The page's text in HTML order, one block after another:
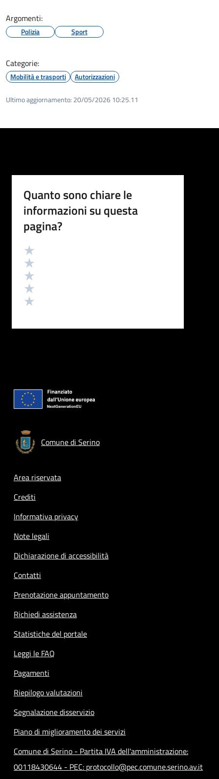
Argomenti:
Polizia Sport
Categorie:
Mobilità e trasporti Autorizzazioni
Ultimo aggiornamento: 20/05/2026 10:25.11
Quanto sono chiare le
informazioni su questa
pagina?
Valutazione
Comune di Serino
Footer menu
Area riservata
Crediti
Informativa privacy
Note legali
Dichiarazione di accessibilità
Contatti
Prenotazione appuntamento
Richiedi assistenza
Statistiche del portale
Leggi le FAQ
Pagamenti
Riepilogo valutazioni
Segnalazione disservizio
Piano di miglioramento dei servizi
Comune di Serino - Partita IVA dell'amministrazione:
00118430644 - PEC: protocollo@pec.comune.serino.av.it